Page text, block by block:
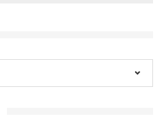
Suficientes?